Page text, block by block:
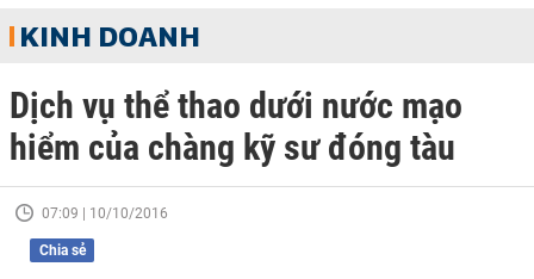
KINH DOANH
Dịch vụ thể thao dưới nước mạo
hiểm của chàng kỹ sư đóng tàu
07:09 | 10/10/2016
Chia sẻ